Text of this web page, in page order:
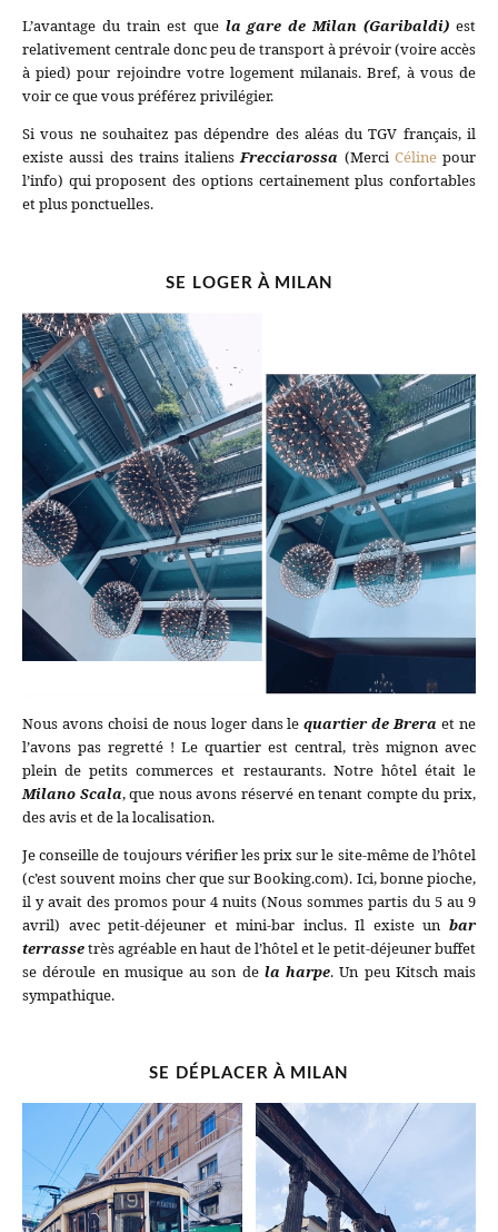
L’avantage du train est que la gare de Milan (Garibaldi) est
relativement centrale donc peu de transport à prévoir (voire accès
à pied) pour rejoindre votre logement milanais. Bref, à vous de
voir ce que vous préférez privilégier.
Si vous ne souhaitez pas dépendre des aléas du TGV français, il
existe aussi des trains italiensFrecciarossa (MerciCélinepour
l’info) qui proposent des options certainement plus confortables
et plus ponctuelles.
SE LOGER À MILAN
Nous avons choisi de nous loger dans lequartier de Brera et ne
l’avons pas regretté ! Le quartier est central, très mignon avec
plein de petits commerces et restaurants. Notre hôtel était le
Milano Scala, que nous avons réservé en tenant compte du prix,
des avis et de la localisation.
Je conseille de toujours vérifier les prix sur le site-même de l’hôtel
(c’est souvent moins cher que sur Booking.com). Ici, bonne pioche,
il y avait des promos pour 4 nuits (Nous sommes partis du 5 au 9
avril) avec petit-déjeuner et mini-bar inclus. Il existe un bar
terrassetrès agréable en haut de l’hôtel et le petit-déjeuner buffet
se déroule en musique au son de la harpe. Un peu Kitsch mais
sympathique.
SE DÉPLACER À MILAN